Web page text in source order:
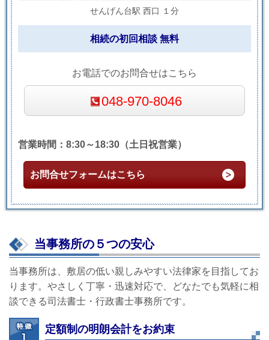
せんげん台駅 西口 １分
相続の初回相談 無料
お電話でのお問合せはこちら
048-970-8046
営業時間：8:30～18:30（土日祝営業）
お問合せフォームはこちら
当事務所の５つの安心
当事務所は、敷居の低い親しみやすい法律家を目指してお
ります。やさしく丁寧・迅速対応で、どなたでも気軽に相
談できる司法書士・行政書士事務所です。
定額制の明朗会計をお約束